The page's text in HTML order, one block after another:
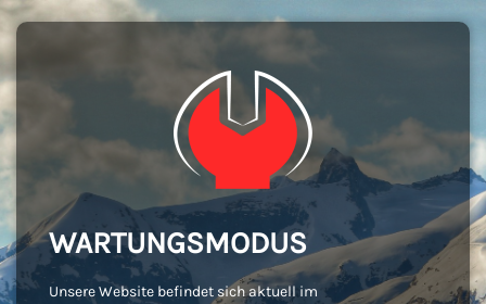
WARTUNGSMODUS
Unsere Website befindet sich aktuell im